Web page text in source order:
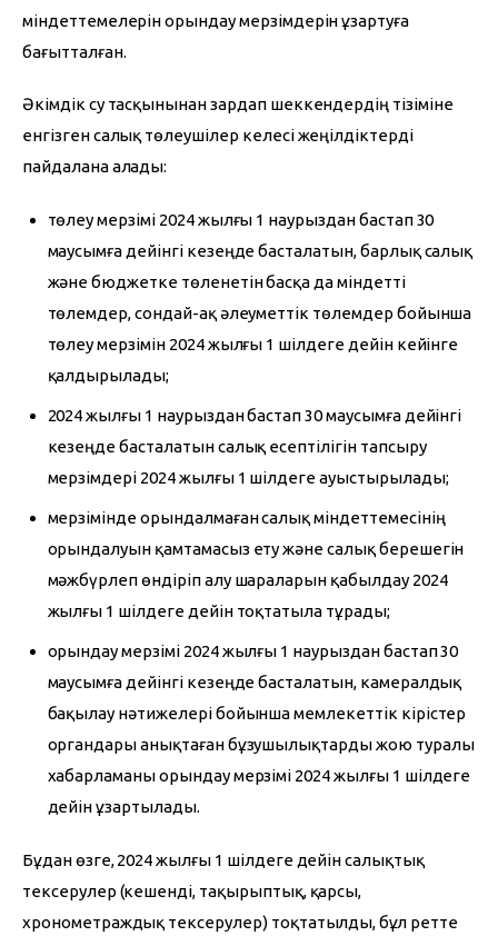
міндеттемелерін орындау мерзімдерін ұзартуға
бағытталған.
Әкімдік су тасқынынан зардап шеккендердің тізіміне
енгізген салық төлеушілер келесі жеңілдіктерді
пайдалана алады:
төлеу мерзімі 2024 жылғы 1 наурыздан бастап 30
маусымға дейінгі кезеңде басталатын, барлық салық
және бюджетке төленетін басқа да міндетті
төлемдер, сондай-ақ әлеуметтік төлемдер бойынша
төлеу мерзімін 2024 жылғы 1 шілдеге дейін кейінге
қалдырылады;
2024 жылғы 1 наурыздан бастап 30 маусымға дейінгі
кезеңде басталатын салық есептілігін тапсыру
мерзімдері 2024 жылғы 1 шілдеге ауыстырылады;
мерзімінде орындалмаған салық міндеттемесінің
орындалуын қамтамасыз ету және салық берешегін
мәжбүрлеп өндіріп алу шараларын қабылдау 2024
жылғы 1 шілдеге дейін тоқтатыла тұрады;
орындау мерзімі 2024 жылғы 1 наурыздан бастап 30
маусымға дейінгі кезеңде басталатын, камералдық
бақылау нәтижелері бойынша мемлекеттік кірістер
органдары анықтаған бұзушылықтарды жою туралы
хабарламаны орындау мерзімі 2024 жылғы 1 шілдеге
дейін ұзартылады.
Бұдан өзге, 2024 жылғы 1 шілдеге дейін салықтық
тексерулер (кешенді, тақырыптық, қарсы,
хронометраждық тексерулер) тоқтатылды, бұл ретте